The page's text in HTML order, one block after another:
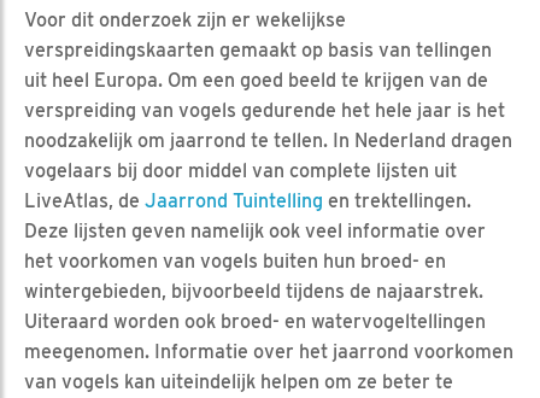
Voor dit onderzoek zijn er wekelijkse
verspreidingskaarten gemaakt op basis van tellingen
uit heel Europa. Om een goed beeld te krijgen van de
verspreiding van vogels gedurende het hele jaar is het
noodzakelijk om jaarrond te tellen. In Nederland dragen
vogelaars bij door middel van complete lijsten uit
LiveAtlas, de Jaarrond Tuintelling en trektellingen.
Deze lijsten geven namelijk ook veel informatie over
het voorkomen van vogels buiten hun broed- en
wintergebieden, bijvoorbeeld tijdens de najaarstrek.
Uiteraard worden ook broed- en watervogeltellingen
meegenomen. Informatie over het jaarrond voorkomen
van vogels kan uiteindelijk helpen om ze beter te